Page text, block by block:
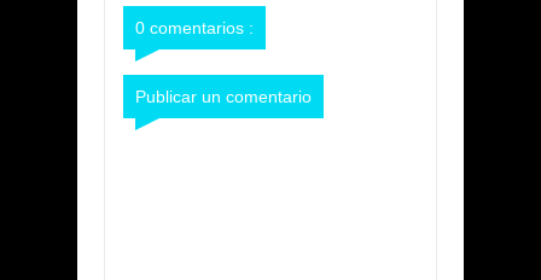
0 comentarios :
Publicar un comentario